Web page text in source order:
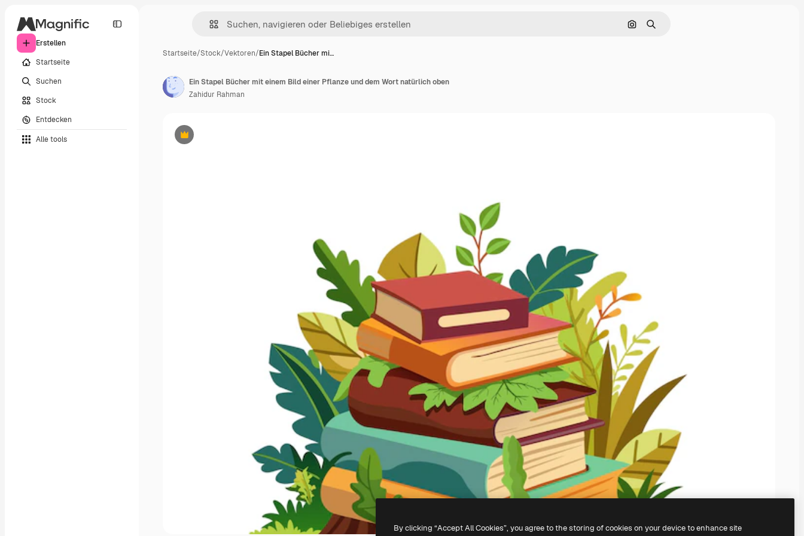
Erstellen
Startseite
Suchen
Stock
Entdecken
Alle tools
Nach Bild suchen
Suchen
Startseite/Stock/Vektoren/Ein Stapel Bücher mi…
Premium
Ein Stapel Bücher mit einem Bild einer Pflanze und dem Wort natürlich oben
Zahidur Rahman
By clicking “Accept All Cookies”, you agree to the storing of cookies on your device to enhance site